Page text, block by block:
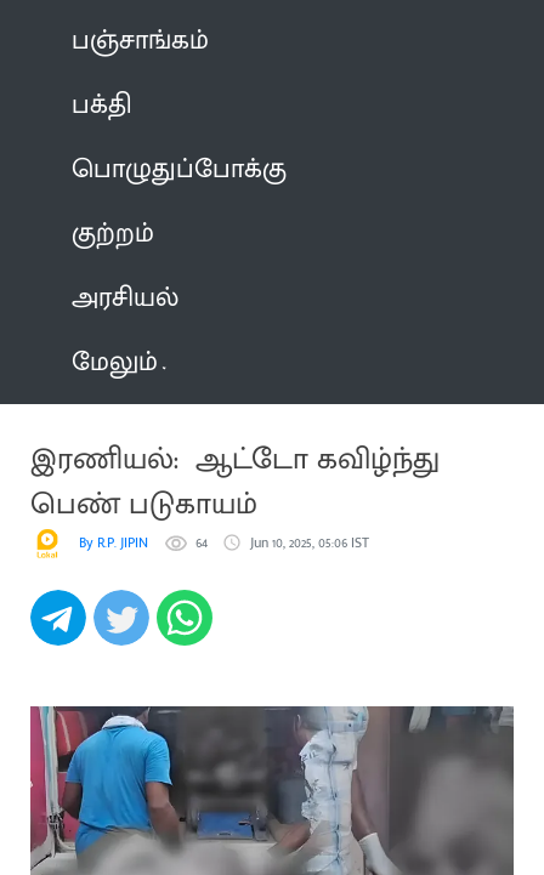
பஞ்சாங்கம்
பக்தி
பொழுதுப்போக்கு
குற்றம்
அரசியல்
மேலும்
இரணியல்: ஆட்டோ கவிழ்ந்து
பெண் படுகாயம்
By R.P. JIPIN 64 Jun 10, 2025, 05:06 IST